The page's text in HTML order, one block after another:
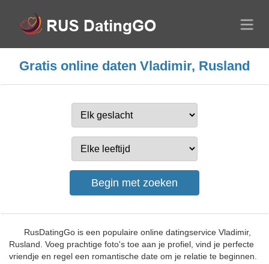
Gratis online daten Vladimir, Rusland
RusDatingGo is een populaire online datingservice Vladimir,
Rusland. Voeg prachtige foto's toe aan je profiel, vind je perfecte
vriendje en regel een romantische date om je relatie te beginnen.